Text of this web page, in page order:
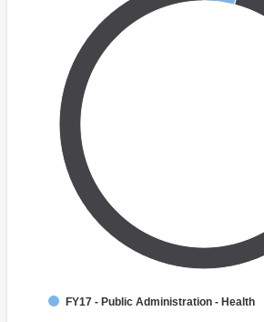
FY17 - Public Administration - Health